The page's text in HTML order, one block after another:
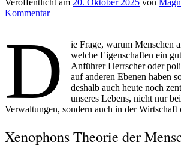
Veröffentlicht am 20. Oktober 2025 von
Kommentar
D
ie Frage, warum Menschen
welche Eigenschaften ein
Anführer Herrscher oder
auf anderen Ebenen haben
deshalb auch heute noch
unseres Lebens, nicht nur
Verwaltungen, sondern auch in der Wirtschaft
Xenophons Theorie der